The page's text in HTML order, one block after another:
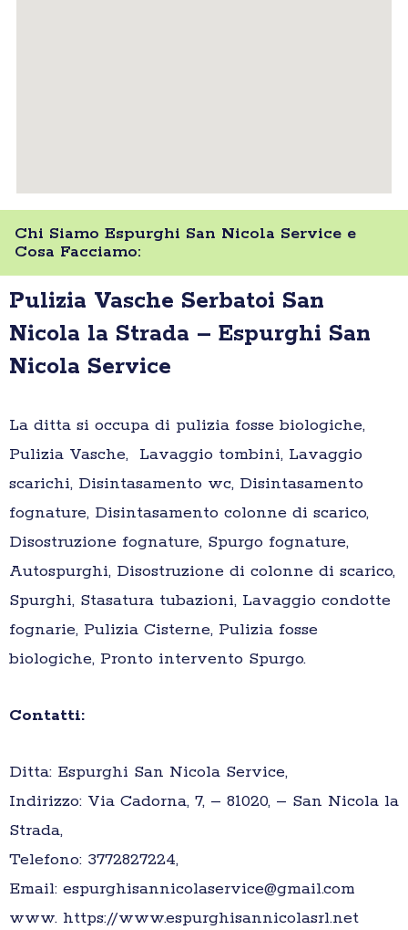
Chi Siamo Espurghi San Nicola Service e
Cosa Facciamo:
Pulizia Vasche Serbatoi San
Nicola la Strada – Espurghi San
Nicola Service
La ditta si occupa di pulizia fosse biologiche,
Pulizia Vasche, Lavaggio tombini, Lavaggio
scarichi, Disintasamento wc, Disintasamento
fognature, Disintasamento colonne di scarico,
Disostruzione fognature, Spurgo fognature,
Autospurghi, Disostruzione di colonne di scarico,
Spurghi, Stasatura tubazioni, Lavaggio condotte
fognarie, Pulizia Cisterne, Pulizia fosse
biologiche, Pronto intervento Spurgo.
Contatti:
Ditta: Espurghi San Nicola Service,
Indirizzo: Via Cadorna, 7, – 81020, – San Nicola la
Strada,
Telefono: 3772827224,
Email: espurghisannicolaservice@gmail.com
www. https://www.espurghisannicolasrl.net